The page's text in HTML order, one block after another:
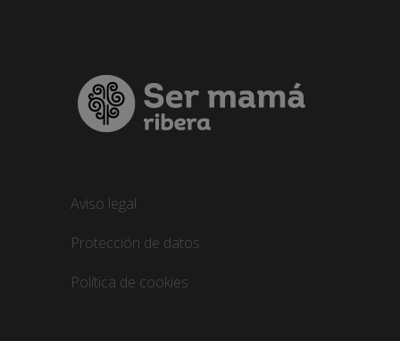
aviso legal
protección de datos
política de cookies